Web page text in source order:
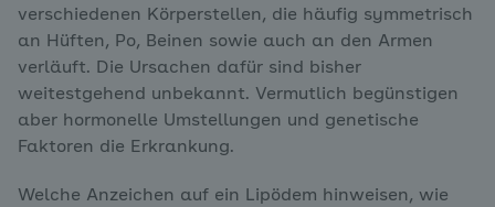
verschiedenen Körperstellen, die häufig symmetrisch
an Hüften, Po, Beinen sowie auch an den Armen
verläuft. Die Ursachen dafür sind bisher
weitestgehend unbekannt. Vermutlich begünstigen
aber hormonelle Umstellungen und genetische
Faktoren die Erkrankung.
Welche Anzeichen auf ein Lipödem hinweisen, wie